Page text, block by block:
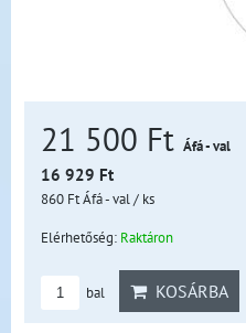
21 500 Ft Áfá - val
16 929 Ft
860 FtÁfá - val/ ks
Elérhetőség: Raktáron
bal KOSÁRBA